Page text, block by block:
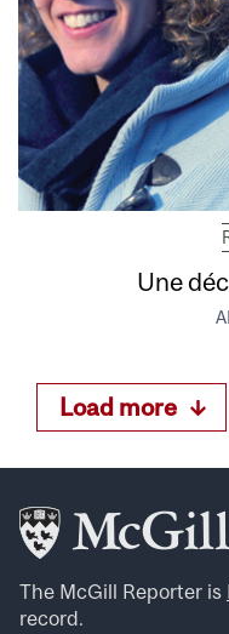
Une
Load more
The McGill Reporter is
record.